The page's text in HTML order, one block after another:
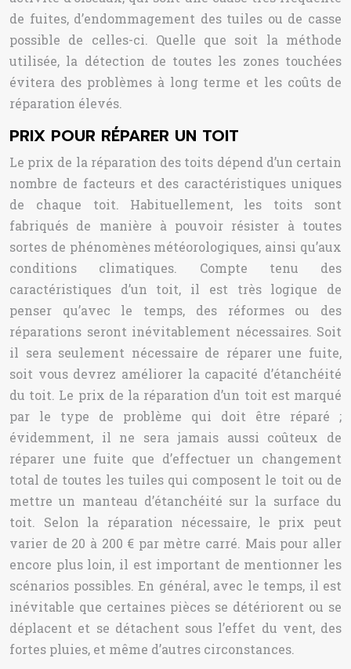
de fuites, d’endommagement des tuiles ou de casse
possible de celles-ci. Quelle que soit la méthode
utilisée, la détection de toutes les zones touchées
évitera des problèmes à long terme et les coûts de
réparation élevés.
PRIX POUR RÉPARER UN TOIT
Le prix de la réparation des toits dépend d’un certain
nombre de facteurs et des caractéristiques uniques
de chaque toit. Habituellement, les toits sont
fabriqués de manière à pouvoir résister à toutes
sortes de phénomènes météorologiques, ainsi qu’aux
conditions climatiques. Compte tenu des
caractéristiques d’un toit, il est très logique de
penser qu’avec le temps, des réformes ou des
réparations seront inévitablement nécessaires. Soit
il sera seulement nécessaire de réparer une fuite,
soit vous devrez améliorer la capacité d’étanchéité
du toit. Le prix de la réparation d’un toit est marqué
par le type de problème qui doit être réparé ;
évidemment, il ne sera jamais aussi coûteux de
réparer une fuite que d’effectuer un changement
total de toutes les tuiles qui composent le toit ou de
mettre un manteau d’étanchéité sur la surface du
toit. Selon la réparation nécessaire, le prix peut
varier de 20 à 200 € par mètre carré. Mais pour aller
encore plus loin, il est important de mentionner les
scénarios possibles. En général, avec le temps, il est
inévitable que certaines pièces se détériorent ou se
déplacent et se détachent sous l’effet du vent, des
fortes pluies, et même d’autres circonstances.